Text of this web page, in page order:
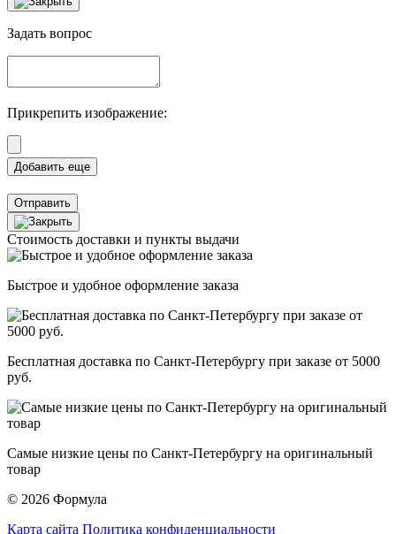
Задать вопрос
Прикрепить изображение:
Отправить
Стоимость доставки и пункты выдачи
Быстрое и удобное оформление заказа
Бесплатная доставка по Санкт-Петербургу при заказе от 5000
руб.
Самые низкие цены по Санкт-Петербургу на оригинальный
товар
© 2026 Формула
Карта сайта Политика конфиденциальности